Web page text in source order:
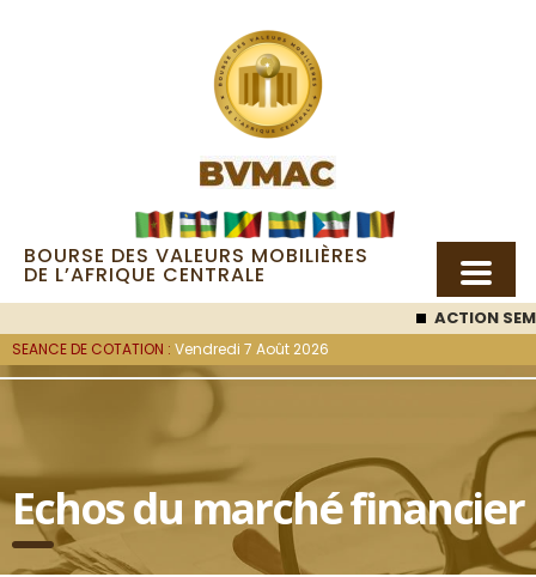
BOURSE DES VALEURS MOBILIÈRES
DE L’AFRIQUE CENTRALE
ACTION
SEANCE DE COTATION : Vendredi 7 Août 2026
Echos du marché financier